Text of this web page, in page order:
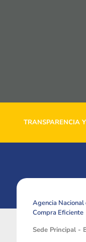
TRANSPARENCIA
Agencia
Compra Eficiente
Sede Principal -